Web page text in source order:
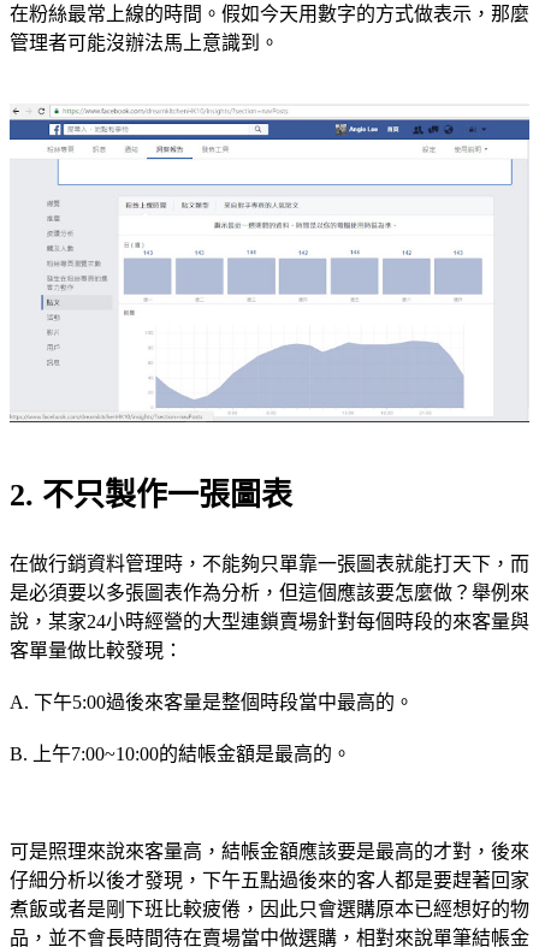
在粉絲最常上線的時間。假如今天用數字的方式做表示，那麼
管理者可能沒辦法馬上意識到。
2. 不只製作一張圖表
在做行銷資料管理時，不能夠只單靠一張圖表就能打天下，而
是必須要以多張圖表作為分析，但這個應該要怎麼做？舉例來
說，某家24小時經營的大型連鎖賣場針對每個時段的來客量與
客單量做比較發現：
A. 下午5:00過後來客量是整個時段當中最高的。
B. 上午7:00~10:00的結帳金額是最高的。
可是照理來說來客量高，結帳金額應該要是最高的才對，後來
仔細分析以後才發現，下午五點過後來的客人都是要趕著回家
煮飯或者是剛下班比較疲倦，因此只會選購原本已經想好的物
品，並不會長時間待在賣場當中做選購，相對來說單筆結帳金